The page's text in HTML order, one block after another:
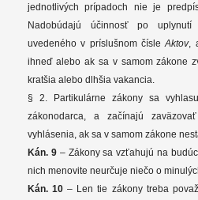
jednotlivých prípadoch nie je
Nadobúdajú účinnosť po
uvedeného v príslušnom čísleAktov,
ihneď alebo ak sa v samom zákone
kratšia alebo dlhšia vakancia.
§ 2. Partikulárne zákony sa
zákonodarca, a začínajú
vyhlásenia, ak sa v samom zákone
Kán. 9– Zákony sa vzťahujú na
nich menovite neurčuje niečo o
Kán. 10 – Len tie zákony treba